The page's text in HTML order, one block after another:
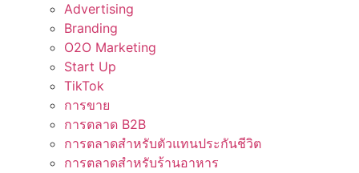
Advertising
Branding
O2O Marketing
Start Up
TikTok
การขาย
การตลาด B2B
การตลาดสำหรับตัวแทนประกันชีวิต
การตลาดสำหรับร้านอาหาร